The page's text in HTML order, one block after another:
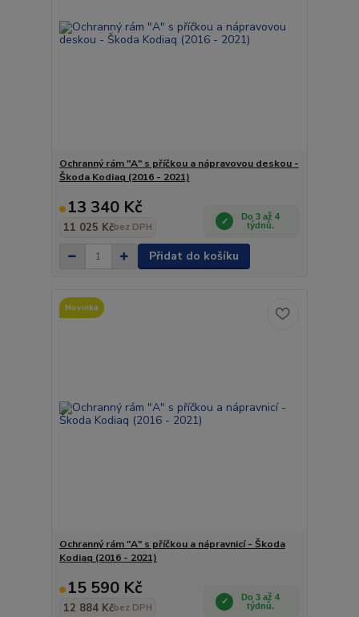
Ochranný rám "A" s příčkou a nápravovou deskou -
Škoda Kodiaq (2016 - 2021)
13 340 Kč
11 025 Kčbez DPH
Do 3 až 4
týdnů.
Přidat do košíku
Novinka
Ochranný rám "A" s příčkou a nápravnicí - Škoda
Kodiaq (2016 - 2021)
15 590 Kč
12 884 Kčbez DPH
Do 3 až 4
týdnů.